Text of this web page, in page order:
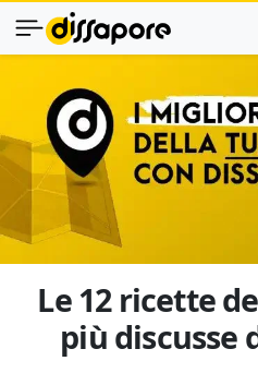
Le 12 ricette
più discusse